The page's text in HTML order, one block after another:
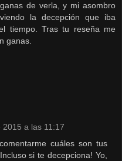
de verla, y mi asombro
la decepción que iba
tiempo. Tras tu reseña me
ganas.
a las 11:17
cuáles son tus
si te decepciona! Yo,